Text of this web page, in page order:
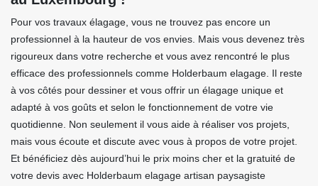
Pour vos travaux élagage, vous ne trouvez pas encore un
professionnel à la hauteur de vos envies. Mais vous devenez très
rigoureux dans votre recherche et vous avez rencontré le plus
efficace des professionnels comme Holderbaum elagage. Il reste
à vos côtés pour dessiner et vous offrir un élagage unique et
adapté à vos goûts et selon le fonctionnement de votre vie
quotidienne. Non seulement il vous aide à réaliser vos projets,
mais vous écoute et discute avec vous à propos de votre projet.
Et bénéficiez dès aujourd’hui le prix moins cher et la gratuité de
votre devis avec Holderbaum elagage artisan paysagiste